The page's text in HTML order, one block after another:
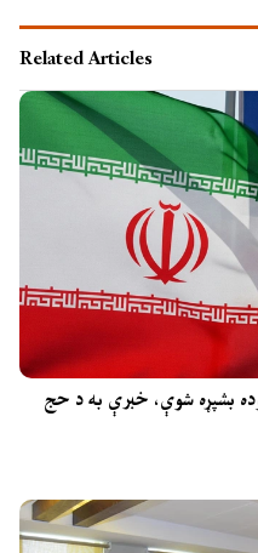
Related Articles
بشپړه شوې، خبرې به د حج